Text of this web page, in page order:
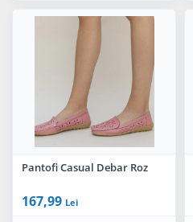
Pantofi Casual Debar Roz
167,99 Lei